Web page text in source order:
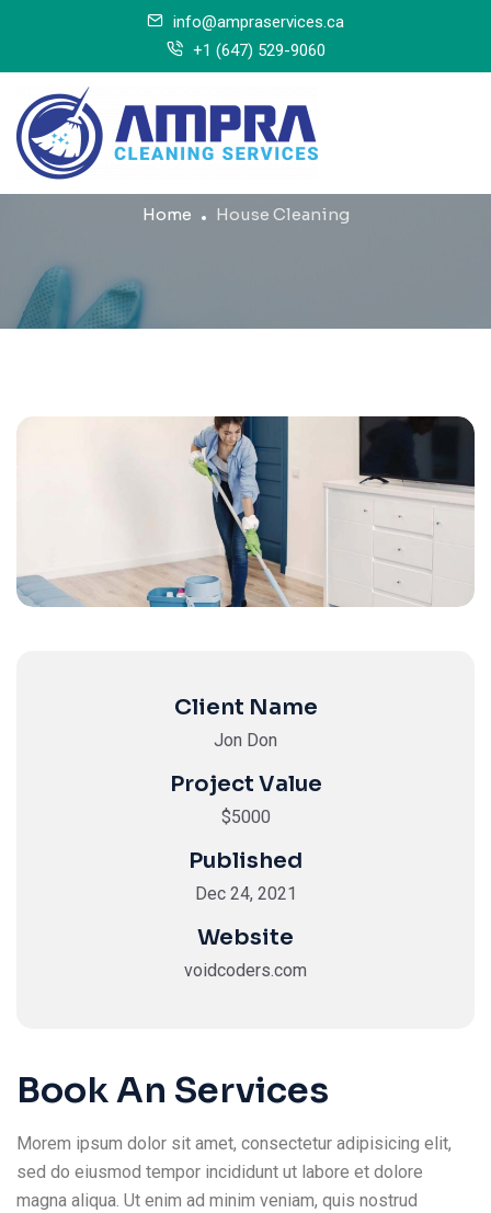
info@ampraservices.ca
+1 (647) 529-9060
Home House Cleaning
Client Name
Jon Don
Project Value
$5000
Published
Dec 24, 2021
Website
voidcoders.com
Book An Services
Morem ipsum dolor sit amet, consectetur adipisicing elit,
sed do eiusmod tempor incididunt ut labore et dolore
magna aliqua. Ut enim ad minim veniam, quis nostrud